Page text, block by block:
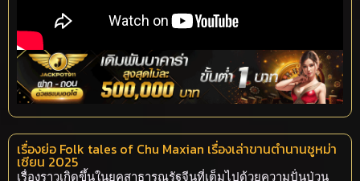
เรื่องย่อ Folk tales of Chu Maxian เรื่องเล่าขานตำนานชูหม่า
เซียน 2025
เรื่องราวเกิดขึ้นในยุคสาธารณรัฐจีนที่เต็มไปด้วยความปั่นป่วน